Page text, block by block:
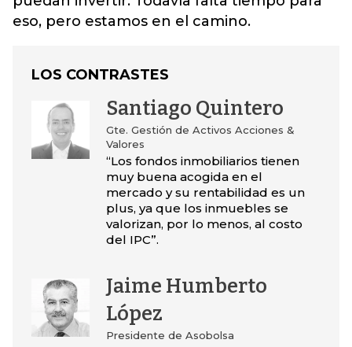
eso, pero estamos en el camino.
LOS CONTRASTES
Santiago Quintero
Gte. Gestión de Activos Acciones &
Valores
“Los fondos inmobiliarios tienen
muy buena acogida en el
mercado y su rentabilidad es un
plus, ya que los inmuebles se
valorizan, por lo menos, al costo
del IPC”.
Jaime Humberto
López
Presidente de Asobolsa